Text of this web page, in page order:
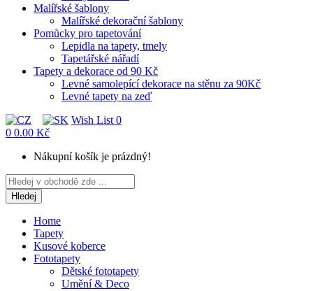
Malířské šablony
Malířské dekorační šablony
Pomůcky pro tapetování
Lepidla na tapety, tmely
Tapetářské nářadí
Tapety a dekorace od 90 Kč
Levné samolepící dekorace na stěnu za 90Kč
Levné tapety na zeď
Wish List 0
0 0.00 Kč
Nákupní košík je prázdný!
Hledej
Home
Tapety
Kusové koberce
Fototapety
Dětské fototapety
Umění & Deco